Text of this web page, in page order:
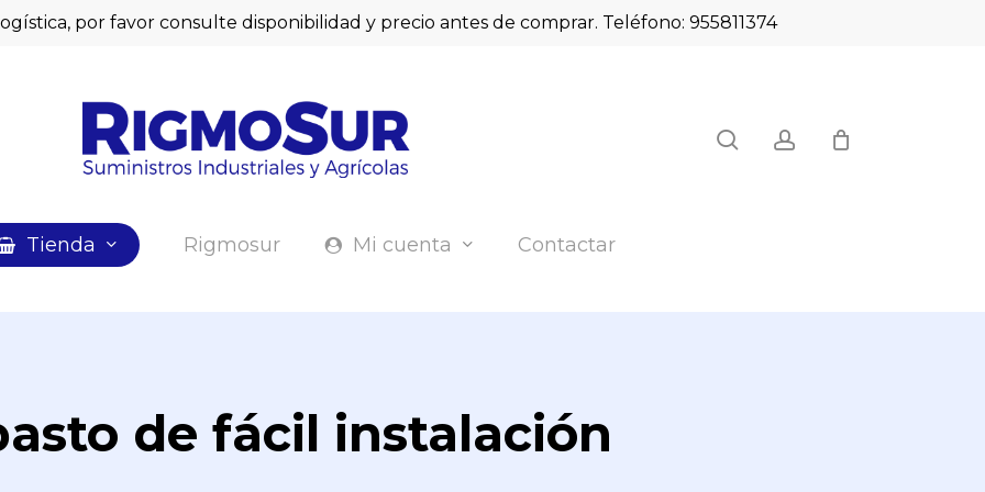
por favor consulte disponibilidad y precio antes de comprar. Teléfono: 955811374
Tienda Rigmosur Mi cuenta Contactar
de fácil instalación